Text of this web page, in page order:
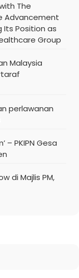
The
Advancement
Its Position as
Group
Malaysia
perlawanan
– PKIPN Gesa
di Majlis PM,